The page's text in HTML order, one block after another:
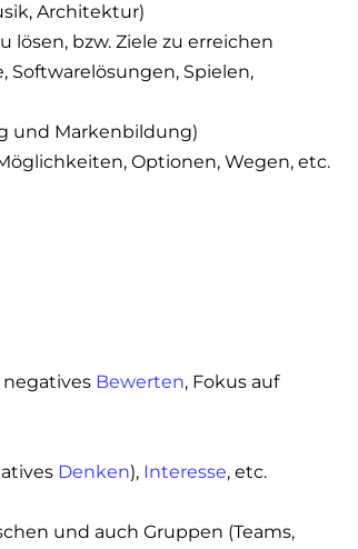
Architektur)
lösen, bzw. Ziele zu erreichen
Softwarelösungen, Spielen,
und Markenbildung)
Optionen, Wegen, etc.
Bewerten, Fokus auf
Denken), Interesse, etc.
und auch Gruppen (Teams,